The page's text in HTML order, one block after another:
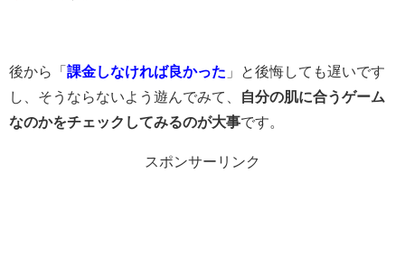
後から「 課金しなければ良かった 」と後悔しても遅いです
し、そうならないよう遊んでみて、
自分の肌に合うゲーム
なのかをチェックしてみるのが大事です。
スポンサーリンク